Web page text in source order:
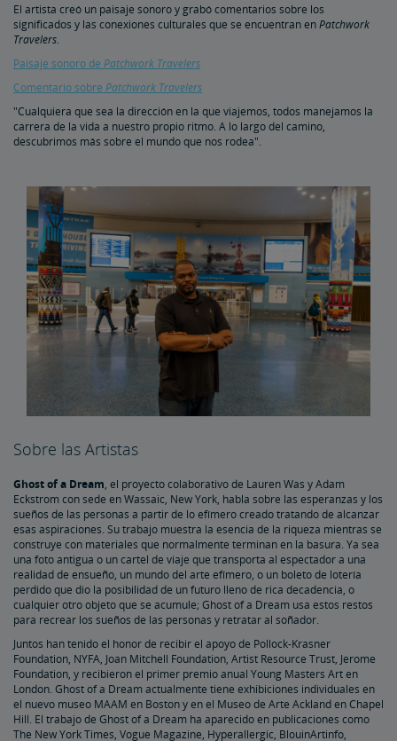
El artista creó un paisaje sonoro y grabó comentarios sobre los
significados y las conexiones culturales que se encuentran enPatchwork
Travelers.
Paisaje sonoro de Patchwork Travelers
Comentario sobre Patchwork Travelers
"Cualquiera que sea la dirección en la que viajemos, todos manejamos la
carrera de la vida a nuestro propio ritmo. A lo largo del camino,
descubrimos más sobre el mundo que nos rodea".
Sobre las Artistas
Ghost of a Dream, el proyecto colaborativo de Lauren Was y Adam
Eckstrom con sede en Wassaic, New York, habla sobre las esperanzas y los
sueños de las personas a partir de lo efímero creado tratando de alcanzar
esas aspiraciones. Su trabajo muestra la esencia de la riqueza mientras se
construye con materiales que normalmente terminan en la basura. Ya sea
una foto antigua o un cartel de viaje que transporta al espectador a una
realidad de ensueño, un mundo del arte efímero, o un boleto de lotería
perdido que dio la posibilidad de un futuro lleno de rica decadencia, o
cualquier otro objeto que se acumule; Ghost of a Dream usa estos restos
para recrear los sueños de las personas y retratar al soñador.
Juntos han tenido el honor de recibir el apoyo de Pollock-Krasner
Foundation, NYFA, Joan Mitchell Foundation, Artist Resource Trust, Jerome
Foundation, y recibieron el primer premio anual Young Masters Art en
London. Ghost of a Dream actualmente tiene exhibiciones individuales en
el nuevo museo MAAM en Boston y en el Museo de Arte Ackland en Chapel
Hill. El trabajo de Ghost of a Dream ha aparecido en publicaciones como
The New York Times, Vogue Magazine, Hyperallergic, BlouinArtinfo,